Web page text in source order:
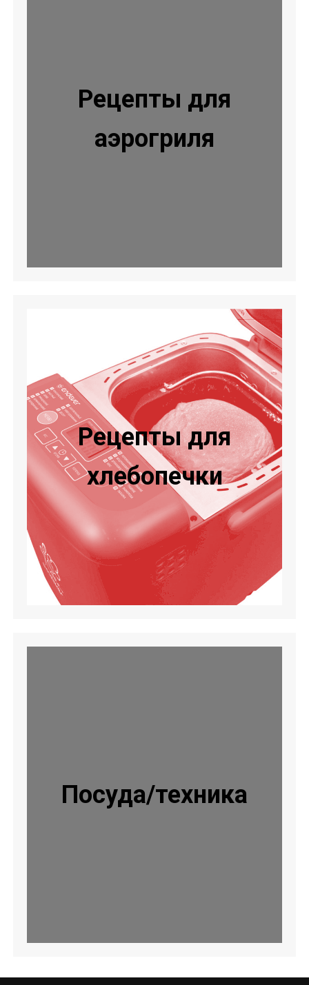
Рецепты для
аэрогриля
Рецепты для
хлебопечки
Посуда/техника